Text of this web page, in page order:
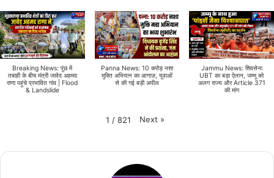
Breaking News: पुंछ में
तबाही के बीच मंत्री जावेद अहमद
राणा पहुंचे प्रभावित गांव | Flood
& Landslide
Panna News: 10 करोड़ नशा
मुक्ति अभियान का आगाज़, युवाओं
से की गई बड़ी अपील
Jammu News: शिवसेना
UBT का बड़ा ऐलान, जम्मू को
अलग राज्य और Article 371
की मांग
1 / 821 Next »